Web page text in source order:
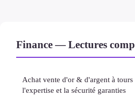
Finance — Lectures
Achat vente d'or & d'argent à
l'expertise et la sécurité garanties